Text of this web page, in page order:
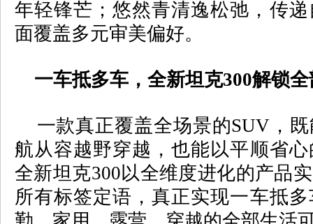
年轻锋芒；悠然青清逸松弛，传
面覆盖多元审美偏好。
一车抵多车，全新坦克300解锁
一款真正覆盖全场景的SUV ，
航从容越野穿越，也能以平顺省
全新坦克300以全维度进化的产品
所有标签定语，真正实现一车抵